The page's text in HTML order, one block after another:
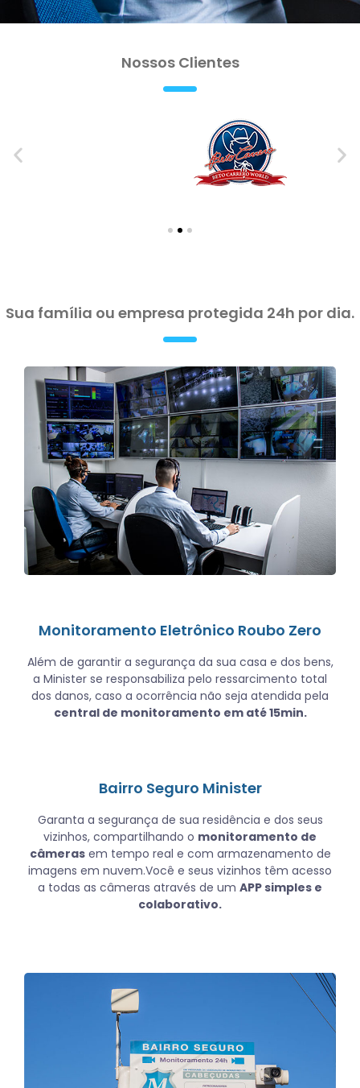
Nossos Clientes
Sua família ou empresa protegida 24h por dia.
Monitoramento Eletrônico Roubo Zero
Além de garantir a segurança da sua casa e dos bens,
a Minister se responsabiliza pelo ressarcimento total
dos danos, caso a ocorrência não seja atendida pela
central de monitoramento em até 15min.
Bairro Seguro Minister
Garanta a segurança de sua residência e dos seus
vizinhos, compartilhando o monitoramento de
câmerasem tempo real e com armazenamento de
imagens em nuvem.Você e seus vizinhos têm acesso
a todas as câmeras através de um APP simples e
colaborativo.